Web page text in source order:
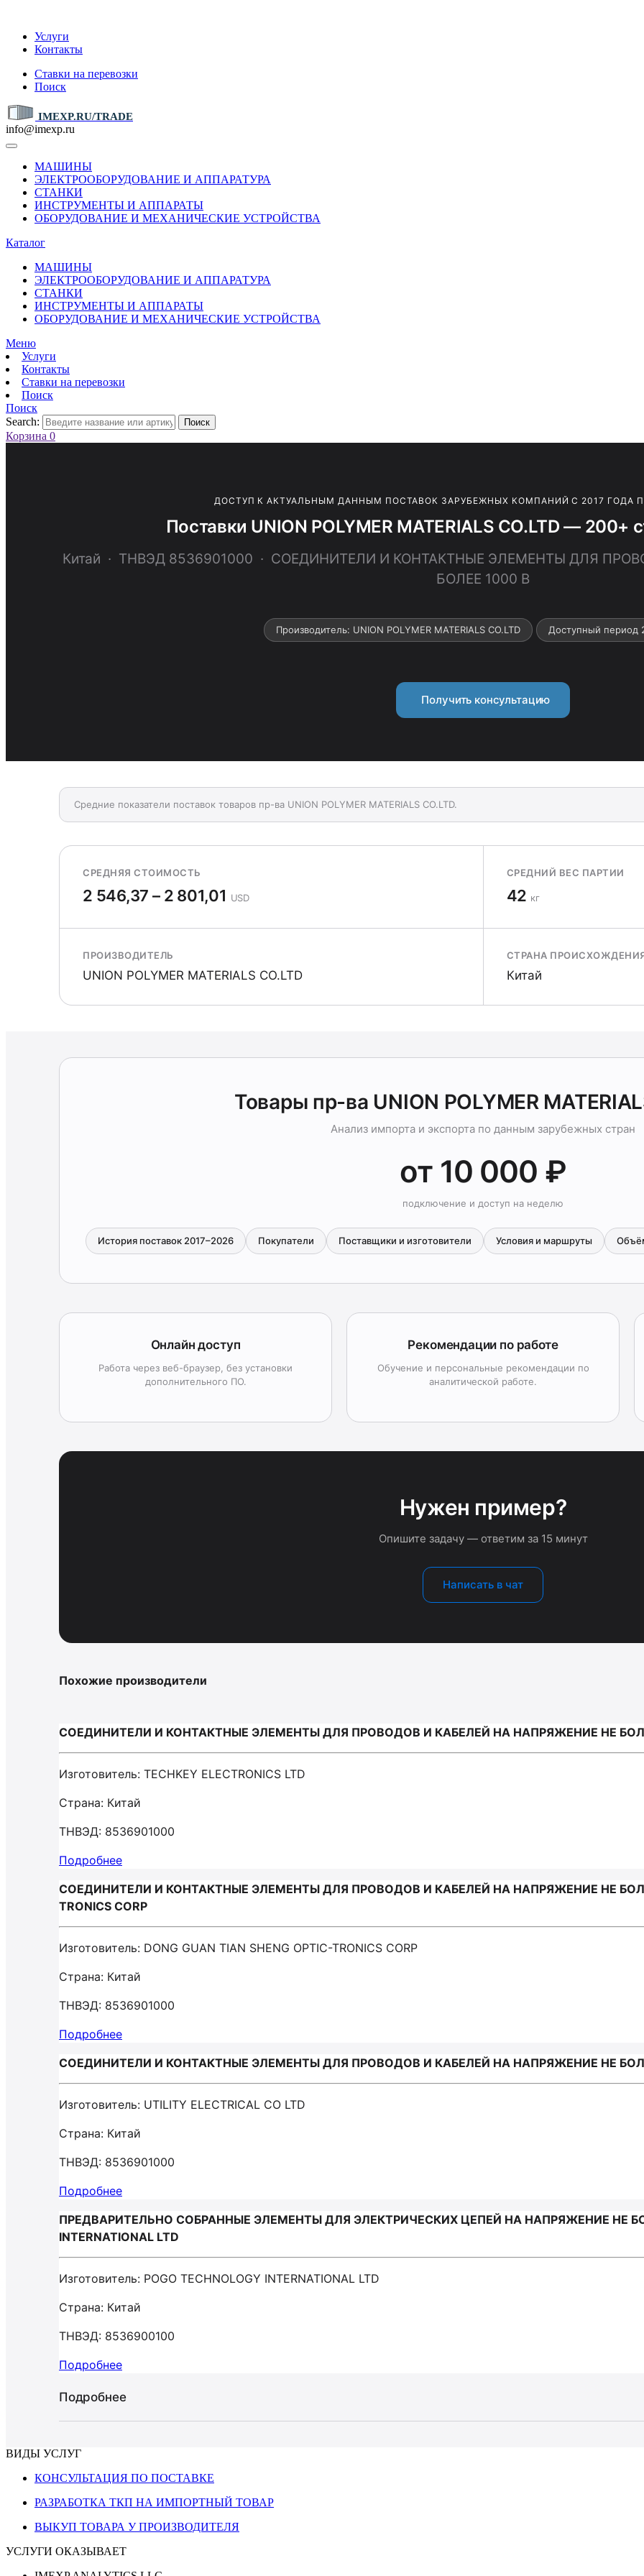
Услуги
Контакты
Ставки на перевозки
Поиск
IMEXP.RU/TRADE
info@imexp.ru
МАШИНЫ
ЭЛЕКТРООБОРУДОВАНИЕ И АППАРАТУРА
СТАНКИ
ИНСТРУМЕНТЫ И АППАРАТЫ
ОБОРУДОВАНИЕ И МЕХАНИЧЕСКИЕ УСТРОЙСТВА
Каталог
МАШИНЫ
ЭЛЕКТРООБОРУДОВАНИЕ И АППАРАТУРА
СТАНКИ
ИНСТРУМЕНТЫ И АППАРАТЫ
ОБОРУДОВАНИЕ И МЕХАНИЧЕСКИЕ УСТРОЙСТВА
Меню
Услуги
Контакты
Ставки на перевозки
Поиск
Поиск
Search:
Поиск
Корзина 0
ДОСТУП К АКТУАЛЬНЫМ ДАННЫМ ПОСТАВОК ЗАРУБЕЖНЫХ КОМПАНИЙ С 2017 ГОДА
Поставки UNION POLYMER MATERIALS CO.LTD — 200+
Китай · ТНВЭД 8536901000 · СОЕДИНИТЕЛИ И КОНТАКТНЫЕ ЭЛЕМЕНТЫ ДЛЯ
БОЛЕЕ 1000 В
Производитель: UNION POLYMER MATERIALS CO.LTD Доступный период
Получить консультацию
Средние показатели поставок товаров пр-ва UNION POLYMER MATERIALS CO.LTD.
СРЕДНЯЯ СТОИМОСТЬ
2 546,37 – 2 801,01 USD
СРЕДНИЙ ВЕС ПАРТИИ
42 кг
ПРОИЗВОДИТЕЛЬ
UNION POLYMER MATERIALS CO.LTD
СТРАНА
Китай
Товары пр-ва UNION POLYMER
Анализ импорта и экспорта по данным зарубежных стран
от 10 000 ₽
подключение и доступ на неделю
История поставок 2017–2026 Покупатели Поставщики и изготовители Условия и маршруты
Онлайн доступ
Работа через веб-браузер, без установки
дополнительного ПО.
Рекомендации по работе
Обучение и персональные рекомендации по
аналитической работе.
Нужен пример?
Опишите задачу — ответим за 15 минут
Написать в чат
Похожие производители
СОЕДИНИТЕЛИ И КОНТАКТНЫЕ ЭЛЕМЕНТЫ ДЛЯ ПРОВОДОВ И КАБЕЛЕЙ НА НАПРЯЖЕНИЕ НЕ БОЛЕЕ
Изготовитель: TECHKEY ELECTRONICS LTD
Страна: Китай
ТНВЭД: 8536901000
Подробнее
СОЕДИНИТЕЛИ И КОНТАКТНЫЕ ЭЛЕМЕНТЫ ДЛЯ ПРОВОДОВ И КАБЕЛЕЙ НА НАПРЯЖЕНИЕ НЕ БОЛЕЕ
TRONICS CORP
Изготовитель: DONG GUAN TIAN SHENG OPTIC-TRONICS CORP
Страна: Китай
ТНВЭД: 8536901000
Подробнее
СОЕДИНИТЕЛИ И КОНТАКТНЫЕ ЭЛЕМЕНТЫ ДЛЯ ПРОВОДОВ И КАБЕЛЕЙ НА НАПРЯЖЕНИЕ НЕ БОЛЕЕ
Изготовитель: UTILITY ELECTRICAL CO LTD
Страна: Китай
ТНВЭД: 8536901000
Подробнее
ПРЕДВАРИТЕЛЬНО СОБРАННЫЕ ЭЛЕМЕНТЫ ДЛЯ ЭЛЕКТРИЧЕСКИХ ЦЕПЕЙ НА НАПРЯЖЕНИЕ НЕ
INTERNATIONAL LTD
Изготовитель: POGO TECHNOLOGY INTERNATIONAL LTD
Страна: Китай
ТНВЭД: 8536900100
Подробнее
Подробнее
ВИДЫ УСЛУГ
КОНСУЛЬТАЦИЯ ПО ПОСТАВКЕ
РАЗРАБОТКА ТКП НА ИМПОРТНЫЙ ТОВАР
ВЫКУП ТОВАРА У ПРОИЗВОДИТЕЛЯ
УСЛУГИ ОКАЗЫВАЕТ